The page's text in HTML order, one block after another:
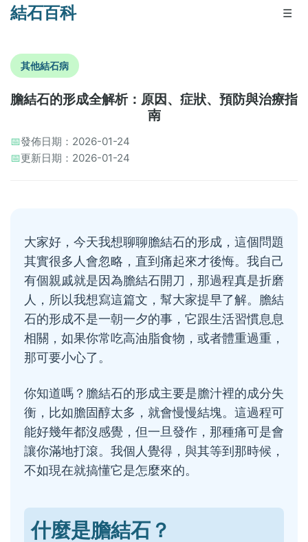
結石百科 ☰
其他結石病
膽結石的形成全解析：原因、症狀、預防與治療指
南
📅發佈日期：2026-01-24
📅更新日期：2026-01-24
大家好，今天我想聊聊膽結石的形成，這個問題
其實很多人會忽略，直到痛起來才後悔。我自己
有個親戚就是因為膽結石開刀，那過程真是折磨
人，所以我想寫這篇文，幫大家提早了解。膽結
石的形成不是一朝一夕的事，它跟生活習慣息息
相關，如果你常吃高油脂食物，或者體重過重，
那可要小心了。
你知道嗎？膽結石的形成主要是膽汁裡的成分失
衡，比如膽固醇太多，就會慢慢結塊。這過程可
能好幾年都沒感覺，但一旦發作，那種痛可是會
讓你滿地打滾。我個人覺得，與其等到那時候，
不如現在就搞懂它是怎麼來的。
什麼是膽結石？